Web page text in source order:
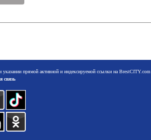
прямой активной и индексируемой ссылки на BrestCITY.com
связь